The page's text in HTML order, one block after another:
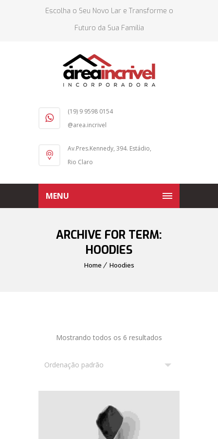
Escolha o Seu Novo Lar e Transforme o
Futuro da Sua Família
(19) 9 9598 0154
@area.incrivel
Av.Pres.Kennedy, 394. Estádio,
Rio Claro
MENU
ARCHIVE FOR TERM:
HOODIES
Home Hoodies
Mostrando todos os 6 resultados